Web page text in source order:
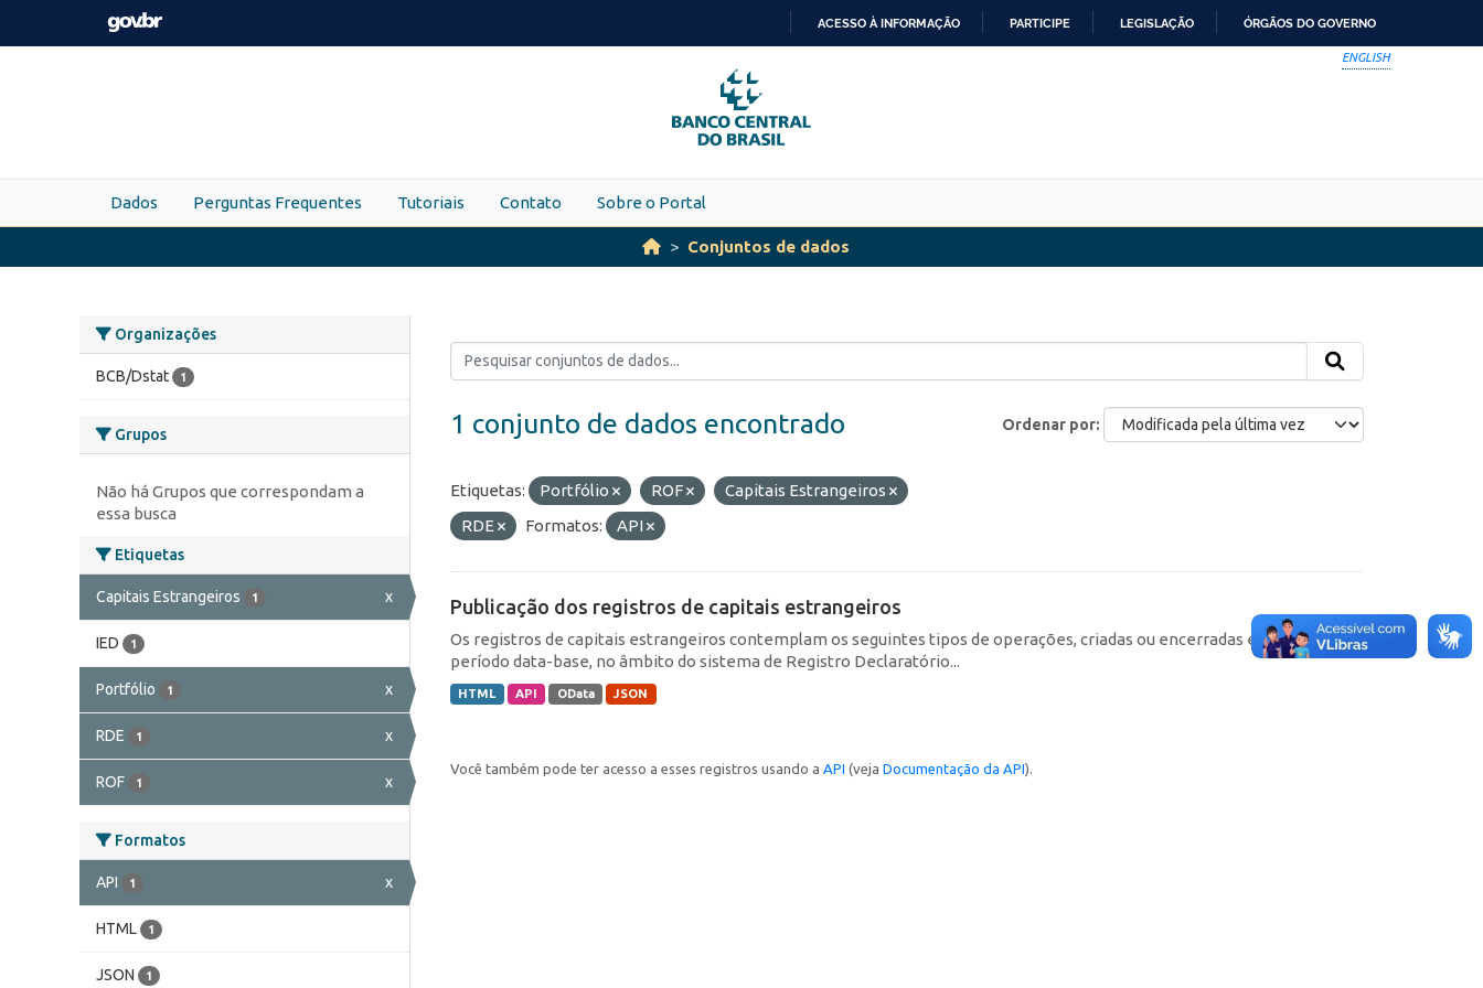
Skip to main content
PARA
O
CONTEÚDO
ACESSO À INFORMAÇÃO PARTICIPE LEGISLAÇÃO ÓRGÃOS DO GOVERNO
ENGLISH
Dados Perguntas Frequentes Tutoriais Contato Sobre o Portal
Conjuntos de dados
Organizações
BCB/Dstat 1
Grupos
Não há Grupos que correspondam a
essa busca
Etiquetas
Capitais Estrangeiros 1 x
IED 1
Portfólio 1 x
RDE 1 x
ROF 1 x
Formatos
API 1 x
HTML 1
JSON 1
Ordenar por
1 conjunto de dados encontrado
Etiquetas: Portfólio ROF
Capitais Estrangeiros
RDE
Formatos: API
Publicação dos registros de capitais estrangeiros
Os registros de capitais estrangeiros contemplam os seguintes tipos de operações, criadas ou encerradas em cada
período data-base, no âmbito do sistema de Registro Declaratório...
HTML API OData JSON
Você também pode ter acesso a esses registros usando a API (veja Documentação da API).